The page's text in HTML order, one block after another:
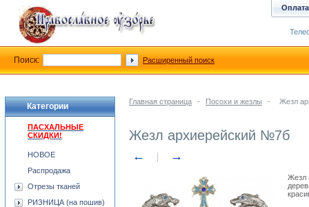
Главная страница - Посохи и жезлы - Жезл
Жезл архиерейский №7б
← →
Жезл
Категории
ПАСХАЛЬНЫЕ
СКИДКИ!
НОВОЕ
Распродажа
Отрезы тканей
РИЗНИЦА (на пошив)
Оплата
Поиск: Расширенный поиск